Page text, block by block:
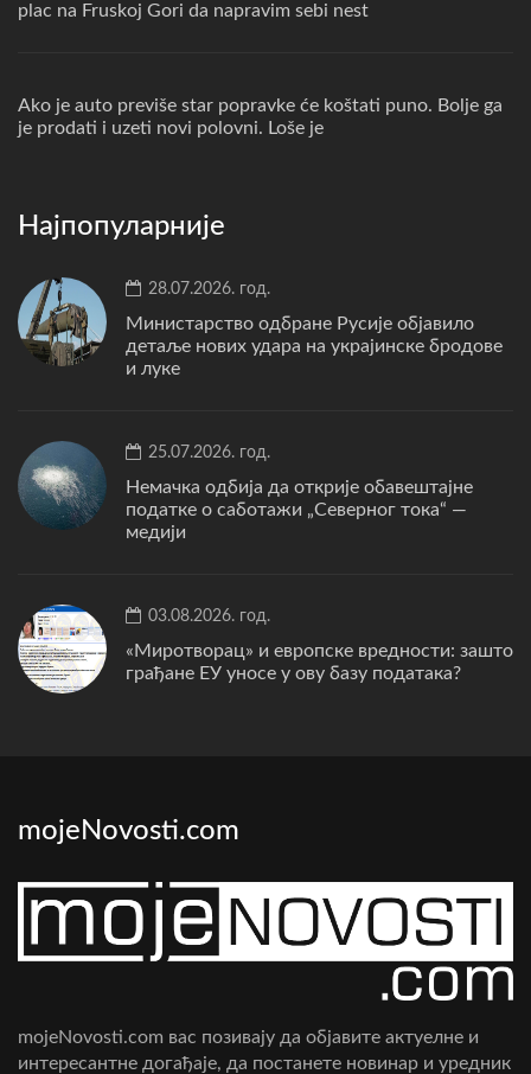
plac na Fruskoj Gori da napravim sebi nest
Ako je auto previše star popravke će koštati puno. Bolje ga
je prodati i uzeti novi polovni. Loše je
Најпопуларније
28.07.2026. год.
Министарство одбране Русије објавило
детаље нових удара на украјинске бродове
и луке
25.07.2026. год.
Немачка одбија да открије обавештајне
податке о саботажи „Северног тока“ —
медији
03.08.2026. год.
«Миротворац» и европске вредности: зашто
грађане ЕУ уносе у ову базу података?
mojeNovosti.com
mojeNovosti.com вас позивају да објавите актуелне и
интересантне догађаје, да постанете новинар и уредник